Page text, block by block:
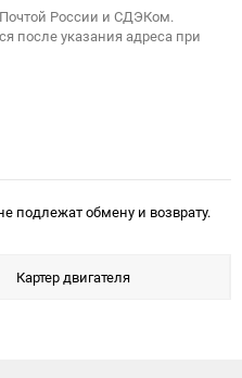
Почтой России и СДЭКом.
после указания адреса при
подлежат обмену и возврату.
Картер двигателя